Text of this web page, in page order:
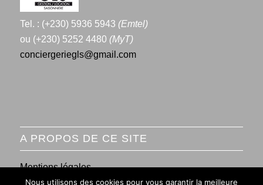
Tel. : (+230) 5936 5943 (Emtel)
ou (+230) 5252 4480 (MyT)
conciergeriegls@gmail.com
A PROPOS DE CE SITE
Mentions légales
Nous utilisons des cookies pour vous garantir la meilleure